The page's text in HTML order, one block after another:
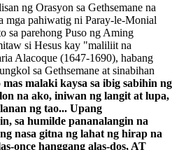
ng Orasyon sa Gethsemane na
mga pahiwatig ni Paray-le-Monial
sa parehong Puso ng Aming
si Hesus kay "maliliit na
Alacoque (1647-1690), habang
sa Gethsemane at sinabihan
malaki kaysa sa ibig sabihin ng
na ako, iniwan ng langit at lupa,
ng tao... Upang
sa humilde pananalangin na
nasa gitna ng lahat ng hirap na
once hanggang alas-dos, AT